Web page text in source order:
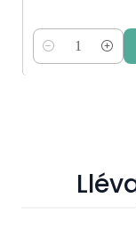
Cantidad